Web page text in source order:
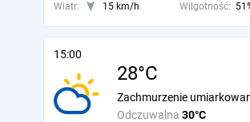
Wiatr:
15 km/h Wilgotność:
15:00
28°C
Odczuwalna 30°C
Zachmurzenie